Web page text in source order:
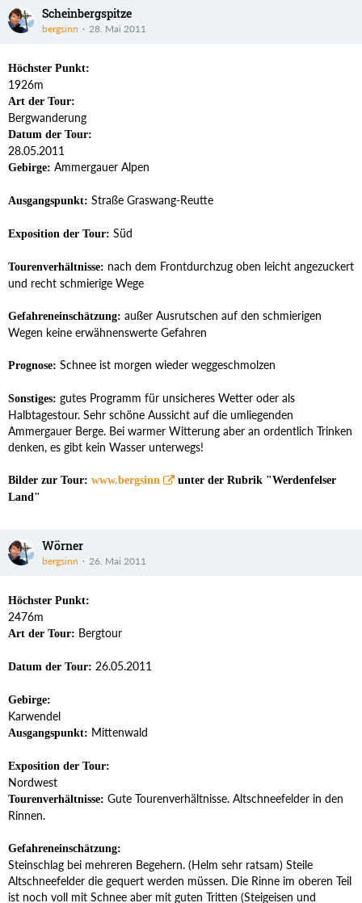
Scheinbergspitze
bergsinn 28. Mai 2011
Höchster Punkt:
1926m
Art der Tour:
Bergwanderung
Datum der Tour:
28.05.2011
Gebirge: Ammergauer Alpen
Ausgangspunkt: Straße Graswang-Reutte
Exposition der Tour: Süd
Tourenverhältnisse: nach dem Frontdurchzug oben leicht angezuckert
und recht schmierige Wege
Gefahreneinschätzung: außer Ausrutschen auf den schmierigen
Wegen keine erwähnenswerte Gefahren
Prognose: Schnee ist morgen wieder weggeschmolzen
Sonstiges: gutes Programm für unsicheres Wetter oder als
Halbtagestour. Sehr schöne Aussicht auf die umliegenden
Ammergauer Berge. Bei warmer Witterung aber an ordentlich Trinken
denken, es gibt kein Wasser unterwegs!
Bilder zur Tour: www.bergsinn
unter der Rubrik "Werdenfelser
Land"
Wörner
bergsinn 26. Mai 2011
Höchster Punkt:
2476m
Art der Tour: Bergtour
Datum der Tour: 26.05.2011
Gebirge:
Karwendel
Ausgangspunkt: Mittenwald
Exposition der Tour:
Nordwest
Tourenverhältnisse: Gute Tourenverhältnisse. Altschneefelder in den
Rinnen.
Gefahreneinschätzung:
Steinschlag bei mehreren Begehern. (Helm sehr ratsam) Steile
Altschneefelder die gequert werden müssen. Die Rinne im oberen Teil
ist noch voll mit Schnee aber mit guten Tritten (Steigeisen und